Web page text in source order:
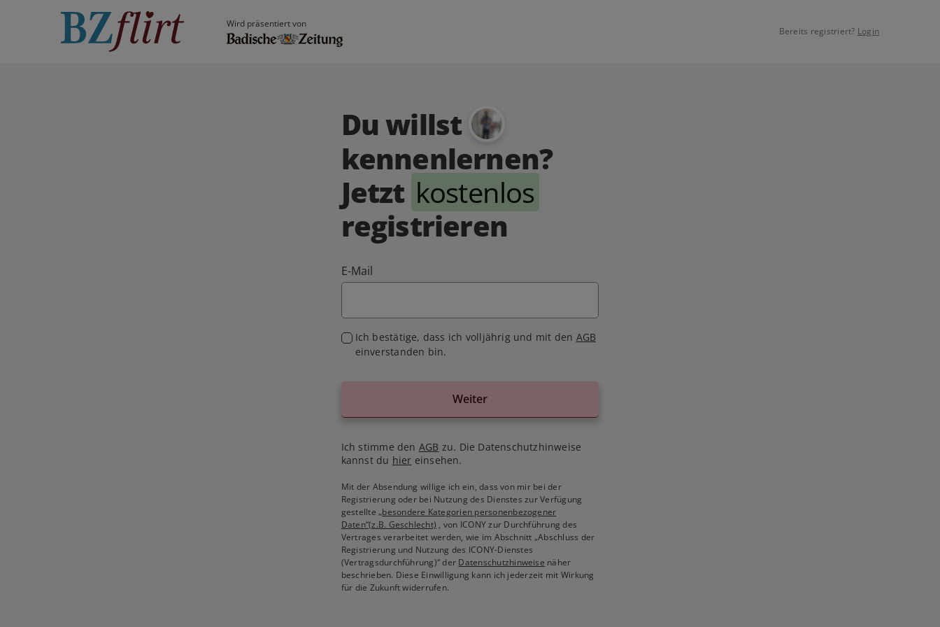
Wird präsentiert von
Bereits registriert? Login
Du willst
kennenlernen?
Jetzt kostenlos
registrieren
E-Mail
Ich bestätige, dass ich volljährig und mit den AGB
einverstanden bin.
Weiter
Ich stimme den AGB zu. Die Datenschutzhinweise
kannst du hier einsehen.
Mit der Absendung willige ich ein, dass von mir bei der
Registrierung oder bei Nutzung des Dienstes zur Verfügung
gestellte„besondere Kategorien personenbezogener
Daten“(z.B. Geschlecht) , von ICONY zur Durchführung des
Vertrages verarbeitet werden, wie im Abschnitt „Abschluss der
Registrierung und Nutzung des ICONY-Dienstes
(Vertragsdurchführung)“ der Datenschutzhinweise näher
beschrieben. Diese Einwilligung kann ich jederzeit mit Wirkung
für die Zukunft widerrufen.